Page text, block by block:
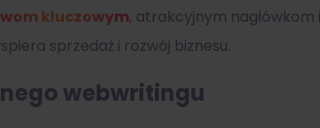
kluczowym, atrakcyjnym nagłówkom i
sprzedaż i rozwój biznesu.
webwritingu